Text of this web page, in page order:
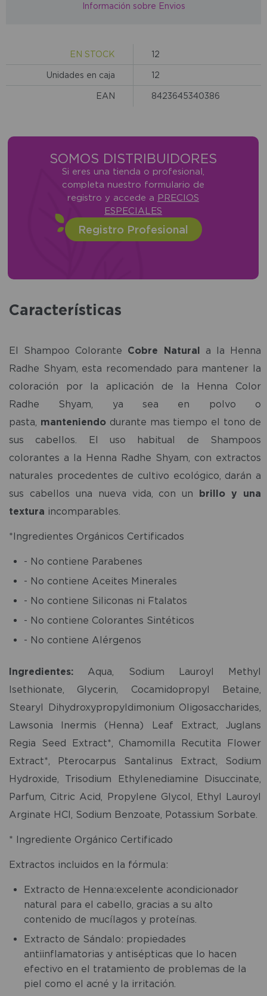
Información sobre Envios
EN STOCK 12
Unidades en caja 12
EAN 8423645340386
SOMOS DISTRIBUIDORES
Si eres una tienda o profesional,
completa nuestro formulario de
registro y accede a PRECIOS
ESPECIALES
Registro Profesional
Características
El Shampoo Colorante Cobre Natural a la Henna
Radhe Shyam, esta recomendado para mantener la
coloración por la aplicación de la Henna Color
Radhe Shyam, ya sea en polvo o
pasta, manteniendodurante mas tiempo el tono de
sus cabellos. El uso habitual de Shampoos
colorantes a la Henna Radhe Shyam, con extractos
naturales procedentes de cultivo ecológico, darán a
sus cabellos una nueva vida, con un brillo y una
textura incomparables.
*Ingredientes Orgánicos Certificados
- No contiene Parabenes
- No contiene Aceites Minerales
- No contiene Siliconas ni Ftalatos
- No contiene Colorantes Sintéticos
- No contiene Alérgenos
Ingredientes: Aqua, Sodium Lauroyl Methyl
Isethionate, Glycerin, Cocamidopropyl Betaine,
Stearyl Dihydroxypropyldimonium Oligosaccharides,
Lawsonia Inermis (Henna) Leaf Extract, Juglans
Regia Seed Extract*, Chamomilla Recutita Flower
Extract*, Pterocarpus Santalinus Extract, Sodium
Hydroxide, Trisodium Ethylenediamine Disuccinate,
Parfum, Citric Acid, Propylene Glycol, Ethyl Lauroyl
Arginate HCl, Sodium Benzoate, Potassium Sorbate.
* Ingrediente Orgánico Certificado
Extractos incluidos en la fórmula:
Extracto de Henna:excelente acondicionador
natural para el cabello, gracias a su alto
contenido de mucílagos y proteínas.
Extracto de Sándalo: propiedades
antiinflamatorias y antisépticas que lo hacen
efectivo en el tratamiento de problemas de la
piel como el acné y la irritación.